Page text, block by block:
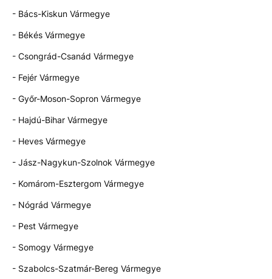
- Bács-Kiskun Vármegye
- Békés Vármegye
- Csongrád-Csanád Vármegye
- Fejér Vármegye
- Győr-Moson-Sopron Vármegye
- Hajdú-Bihar Vármegye
- Heves Vármegye
- Jász-Nagykun-Szolnok Vármegye
- Komárom-Esztergom Vármegye
- Nógrád Vármegye
- Pest Vármegye
- Somogy Vármegye
- Szabolcs-Szatmár-Bereg Vármegye